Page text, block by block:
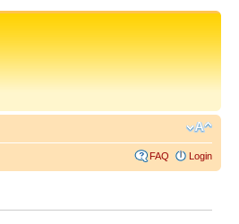
FAQ Login